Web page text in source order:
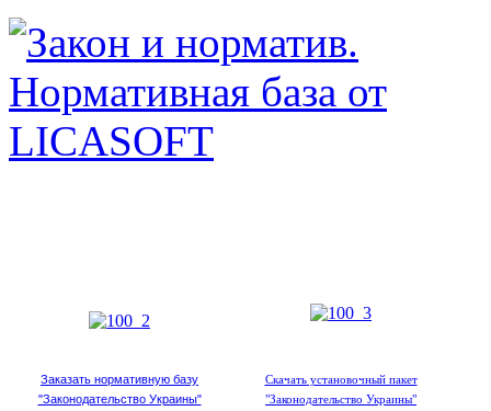
Заказать нормативную базу
"Законодательство Украины"
Скачать установочный пакет
"Законодательство Украины"